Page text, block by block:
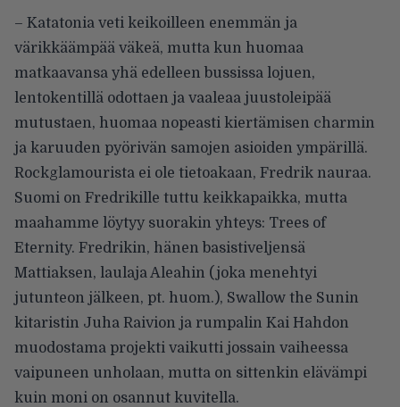
– Katatonia veti keikoilleen enemmän ja
värikkäämpää väkeä, mutta kun huomaa
matkaavansa yhä edelleen bussissa lojuen,
lentokentillä odottaen ja vaaleaa juustoleipää
mutustaen, huomaa nopeasti kiertämisen charmin
ja karuuden pyörivän samojen asioiden ympärillä.
Rockglamourista ei ole tietoakaan, Fredrik nauraa.
Suomi on Fredrikille tuttu keikkapaikka, mutta
maahamme löytyy suorakin yhteys: Trees of
Eternity. Fredrikin, hänen basistiveljensä
Mattiaksen, laulaja Aleahin (joka menehtyi
jutunteon jälkeen, pt. huom.), Swallow the Sunin
kitaristin Juha Raivion ja rumpalin Kai Hahdon
muodostama projekti vaikutti jossain vaiheessa
vaipuneen unholaan, mutta on sittenkin elävämpi
kuin moni on osannut kuvitella.